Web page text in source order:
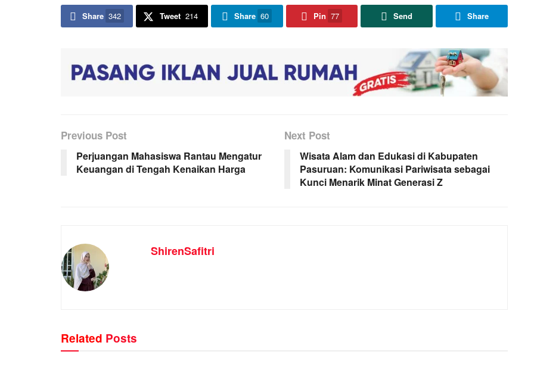
Share 342 Tweet 214 Share 60 Pin 77 Send Share
Previous Post
Perjuangan Mahasiswa Rantau Mengatur
Keuangan di Tengah Kenaikan Harga
Next Post
Wisata Alam dan Edukasi di Kabupaten
Pasuruan: Komunikasi Pariwisata sebagai
Kunci Menarik Minat Generasi Z
ShirenSafitri
Related Posts